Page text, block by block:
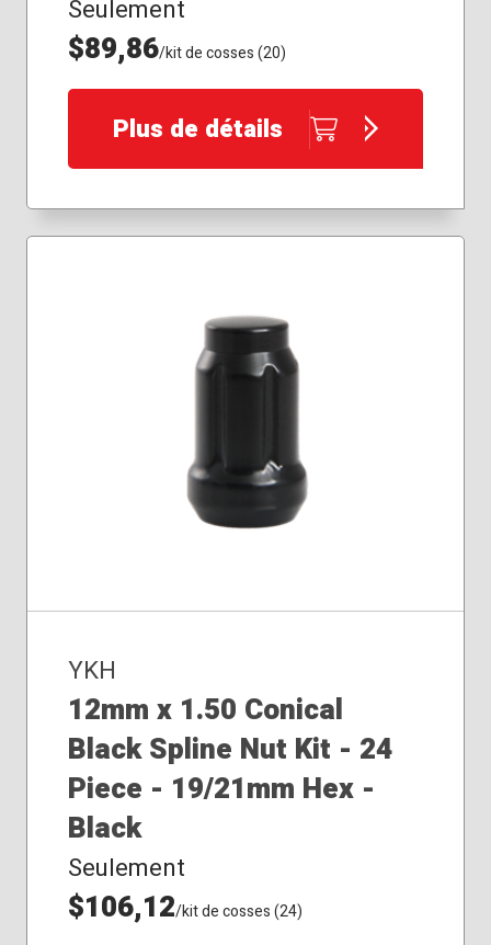
Seulement
$89,86/kit de cosses (20)
Plus de détails
YKH
12mm x 1.50 Conical
Black Spline Nut Kit - 24
Piece - 19/21mm Hex -
Black
Seulement
$106,12/kit de cosses (24)